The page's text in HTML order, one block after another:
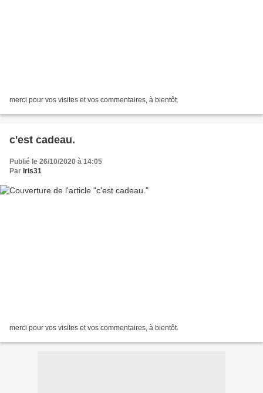
merci pour vos visites et vos commentaires, à bientôt.
c'est cadeau.
Publié le 26/10/2020 à 14:05
Par Iris31
merci pour vos visites et vos commentaires, à bientôt.